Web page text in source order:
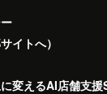
イトへ）
変えるAI店舗支援